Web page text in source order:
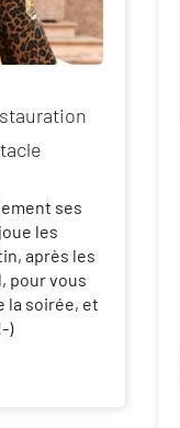
ses
les
après les
pour vous
la soirée, et
)